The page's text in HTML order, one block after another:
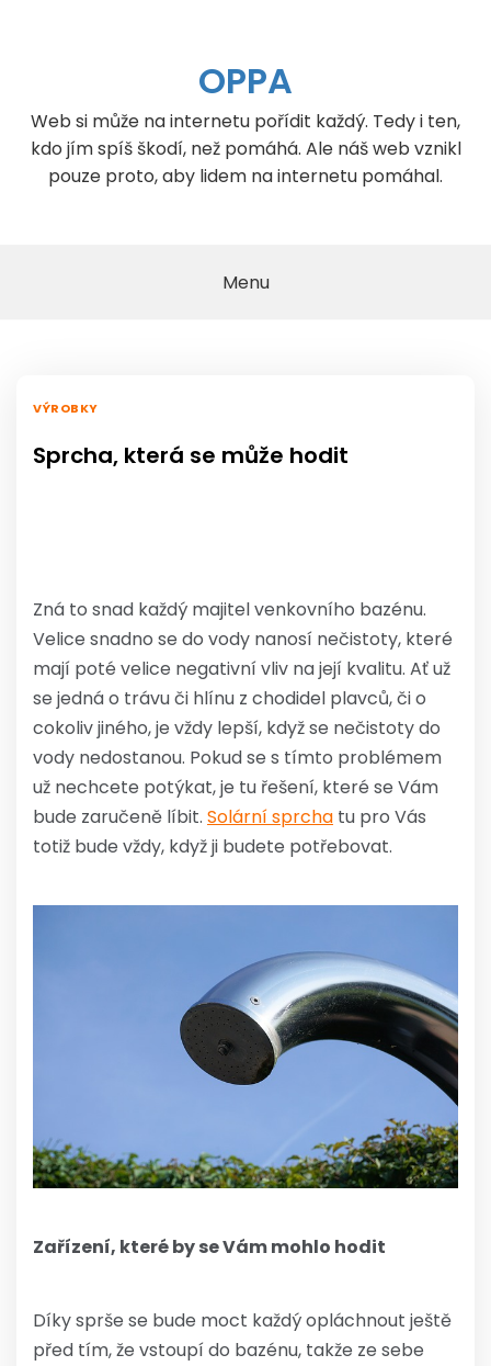
OPPA
Web si může na internetu pořídit každý. Tedy i ten,
kdo jím spíš škodí, než pomáhá. Ale náš web vznikl
pouze proto, aby lidem na internetu pomáhal.
Menu
VÝROBKY
Sprcha, která se může hodit
Zná to snad každý majitel venkovního bazénu.
Velice snadno se do vody nanosí nečistoty, které
mají poté velice negativní vliv na její kvalitu. Ať už
se jedná o trávu či hlínu z chodidel plavců, či o
cokoliv jiného, je vždy lepší, když se nečistoty do
vody nedostanou. Pokud se s tímto problémem
už nechcete potýkat, je tu řešení, které se Vám
bude zaručeně líbit. Solární sprcha tu pro Vás
totiž bude vždy, když ji budete potřebovat.
Zařízení, které by se Vám mohlo hodit
Díky sprše se bude moct každý opláchnout ještě
před tím, že vstoupí do bazénu, takže ze sebe